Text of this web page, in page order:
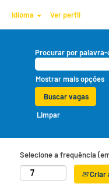
Idioma Ver perfil
Procurar por
Mostrar mais opções
Limpar
Selecione a frequência
Criar